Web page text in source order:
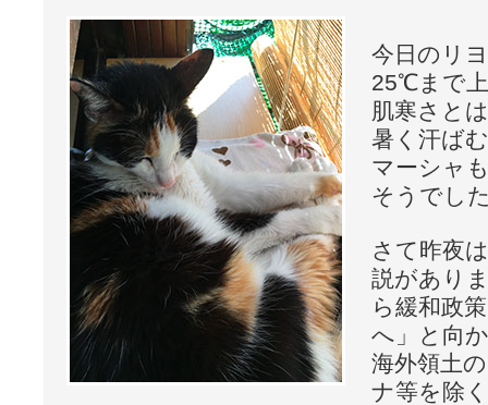
今日のリ
25℃まで
肌寒さと
暑く汗ば
マーシャ
そうでし
さて昨夜
説があり
ら緩和政
へ」と向
海外領土
ナ等を除